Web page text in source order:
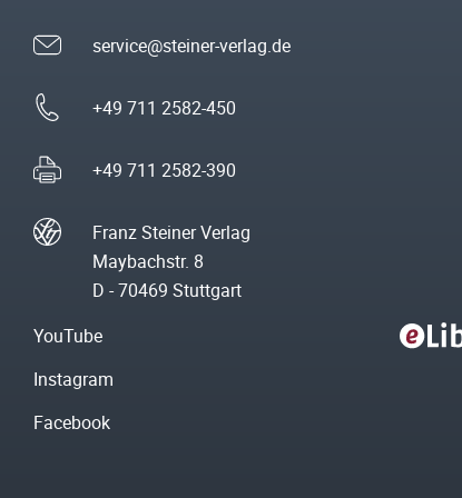
service@steiner-verlag.de
+49 711 2582-450
+49 711 2582-390
Franz Steiner Verlag
Maybachstr. 8
D - 70469 Stuttgart
YouTube
Instagram
Facebook